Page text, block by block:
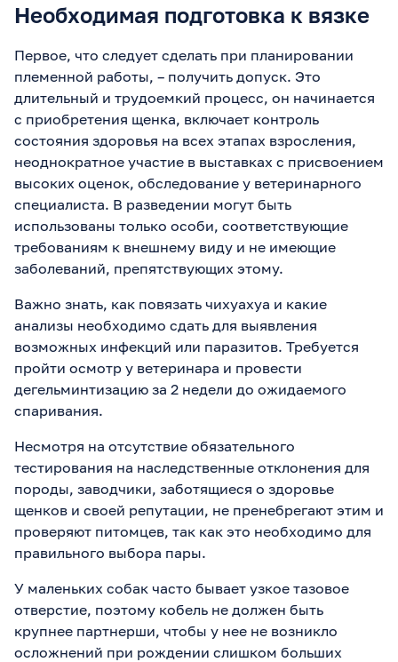
Необходимая подготовка к вязке
Первое, что следует сделать при планировании
племенной работы, – получить допуск. Это
длительный и трудоемкий процесс, он начинается
с приобретения щенка, включает контроль
состояния здоровья на всех этапах взросления,
неоднократное участие в выставках с присвоением
высоких оценок, обследование у ветеринарного
специалиста. В разведении могут быть
использованы только особи, соответствующие
требованиям к внешнему виду и не имеющие
заболеваний, препятствующих этому.
Важно знать, как повязать чихуахуа и какие
анализы необходимо сдать для выявления
возможных инфекций или паразитов. Требуется
пройти осмотр у ветеринара и провести
дегельминтизацию за 2 недели до ожидаемого
спаривания.
Несмотря на отсутствие обязательного
тестирования на наследственные отклонения для
породы, заводчики, заботящиеся о здоровье
щенков и своей репутации, не пренебрегают этим и
проверяют питомцев, так как это необходимо для
правильного выбора пары.
У маленьких собак часто бывает узкое тазовое
отверстие, поэтому кобель не должен быть
крупнее партнерши, чтобы у нее не возникло
осложнений при рождении слишком больших